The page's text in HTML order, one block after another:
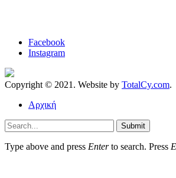
Facebook
Instagram
Copyright © 2021. Website by TotalCy.com.
Αρχική
Submit
Type above and press Enterto search. Press